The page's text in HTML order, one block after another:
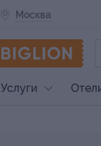
Москва
Услуги